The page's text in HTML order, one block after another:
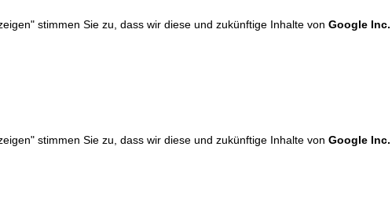
stimmen Sie zu, dass wir diese und zukünftige Inhalte von Google Inc.
stimmen Sie zu, dass wir diese und zukünftige Inhalte von Google Inc.